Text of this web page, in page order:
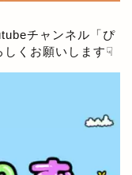
チャンネル「ぴ
しくお願いします☟